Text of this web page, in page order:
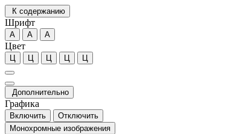
К содержанию
Шрифт
А А А
Цвет
Ц Ц Ц Ц Ц
Дополнительно
Графика
Включить
Отключить
Монохромные изображения